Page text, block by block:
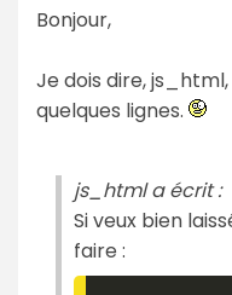
Bonjour,
Je dois dire,
quelques lignes.
js_html a écrit :
Si veux bien
faire :